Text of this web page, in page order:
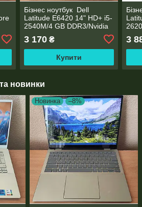
Бізнес ноутбук Dell
Latitude E6420 14" HD+ i5-
2540M/4 GB DDR3/Nvidia
NVS4200M/WebCam
3 170₴
Купити
3
новинки
Новинка –8%